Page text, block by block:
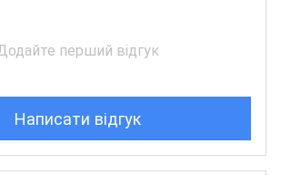
перший відгук
Написати відгук